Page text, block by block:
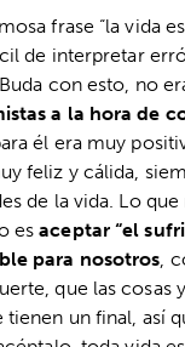
frase “la vida
de interpretar
con esto, no
a la hora de
él era muy
feliz y cálida,
de la vida. Lo
esaceptar “el
para nosotros,
que las cosas
un final, así